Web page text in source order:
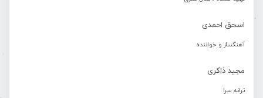
اسحق احمدی
آهنگساز و خواننده
مجید ذاکری
ترانه سرا